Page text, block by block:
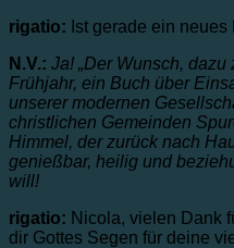
rigatio: Ist gerade ein
N.V.: Ja! „Der Wunsch, dazu
Frühjahr, ein Buch über
unserer modernen
christlichen Gemeinden
Himmel, der zurück nach
genießbar, heilig und
will!
rigatio: Nicola, vielen Dank
dir Gottes Segen für deine